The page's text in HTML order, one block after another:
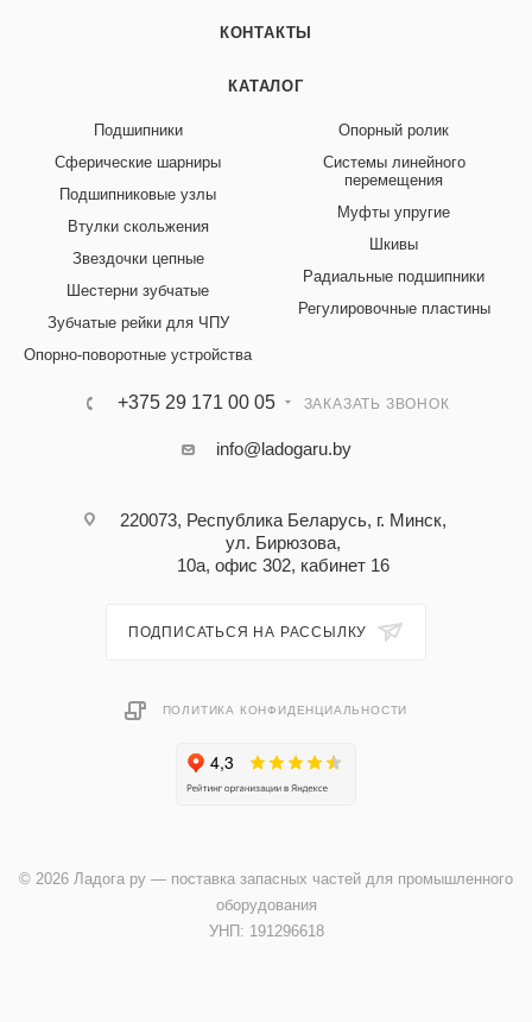
КОНТАКТЫ
КАТАЛОГ
Подшипники
Сферические шарниры
Подшипниковые узлы
Втулки скольжения
Звездочки цепные
Шестерни зубчатые
Зубчатые рейки для ЧПУ
Опорно-поворотные устройства
Опорный ролик
Системы линейного
перемещения
Муфты упругие
Шкивы
Радиальные подшипники
Регулировочные пластины
+375 29 171 00 05 ЗАКАЗАТЬ ЗВОНОК
info@ladogaru.by
220073, Республика Беларусь, г. Минск,
ул. Бирюзова,
10а, офис 302, кабинет 16
ПОДПИСАТЬСЯ НА РАССЫЛКУ
ПОЛИТИКА КОНФИДЕНЦИАЛЬНОСТИ
© 2026 Ладога ру — поставка запасных частей для промышленного
оборудования
УНП: 191296618